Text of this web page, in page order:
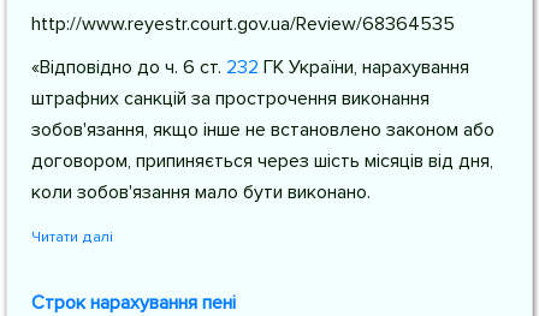
http://www.reyestr.court.gov.ua/Review/68364535
«Відповідно до ч. 6 ст. 232 ГК України, нарахування
штрафних санкцій за прострочення виконання
зобов'язання, якщо інше не встановлено законом або
договором, припиняється через шість місяців від дня,
коли зобов'язання мало бути виконано.
Читати далі
Строк нарахування пені